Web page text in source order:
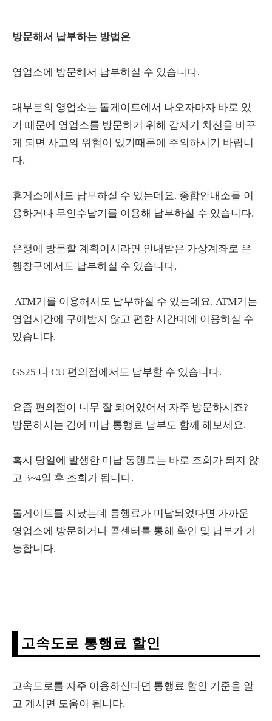
방문해서 납부하는 방법은
영업소에 방문해서 납부하실 수 있습니다.
대부분의 영업소는 톨게이트에서 나오자마자 바로 있
기 때문에 영업소를 방문하기 위해 갑자기 차선을 바꾸
게 되면 사고의 위험이 있기때문에 주의하시기 바랍니
다.
휴게소에서도 납부하실 수 있는데요. 종합안내소를 이
용하거나 무인수납기를 이용해 납부하실 수 있습니다.
은행에 방문할 계획이시라면 안내받은 가상계좌로 은
행창구에서도 납부하실 수 있습니다.
ATM기를 이용해서도 납부하실 수 있는데요. ATM기는
영업시간에 구애받지 않고 편한 시간대에 이용하실 수
있습니다.
GS25 나 CU 편의점에서도 납부할 수 있습니다.
요즘 편의점이 너무 잘 되어있어서 자주 방문하시죠?
방문하시는 김에 미납 통행료 납부도 함께 해보세요.
혹시 당일에 발생한 미납 통행료는 바로 조회가 되지 않
고 3~4일 후 조회가 됩니다.
톨게이트를 지났는데 통행료가 미납되었다면 가까운
영업소에 방문하거나 콜센터를 통해 확인 및 납부가 가
능합니다.
고속도로 통행료 할인
고속도로를 자주 이용하신다면 통행료 할인 기준을 알
고 계시면 도움이 됩니다.